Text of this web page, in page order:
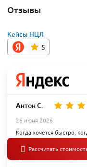
Отзывы
Кейсы НЦЛ
5
Антон С.
26 июня 2026
Когда хочется быстро,
сопроводили от и до- я
профессионализм,